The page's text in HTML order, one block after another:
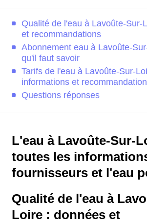
Qualité de l'eau à Lavoûte-Sur-
et recommandations
Abonnement eau à Lavoûte-
qu'il faut savoir
Tarifs de l'eau à Lavoûte-Sur-
informations et
Questions réponses
L'eau à Lavoûte-Sur-
toutes les
fournisseurs et l'eau
Qualité de l'eau à
Loire : données et